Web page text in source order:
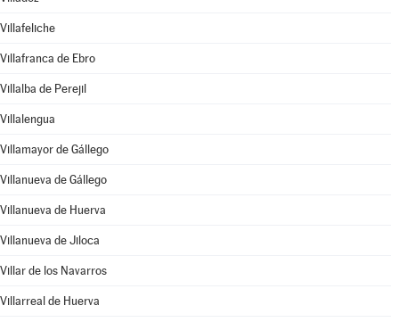
Villafeliche
Villafranca de Ebro
Villalba de Perejil
Villalengua
Villamayor de Gállego
Villanueva de Gállego
Villanueva de Huerva
Villanueva de Jiloca
Villar de los Navarros
Villarreal de Huerva